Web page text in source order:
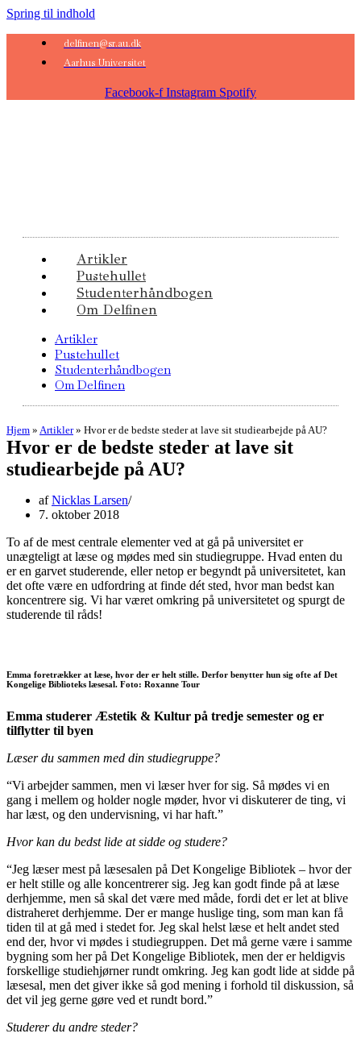
Spring til indhold
delfinen@sr.au.dk
Aarhus Universitet
Facebook-f Instagram Spotify
Artikler
Pustehullet
Studenterhåndbogen
Om Delfinen
Artikler
Pustehullet
Studenterhåndbogen
Om Delfinen
Hjem » Artikler» Hvor er de bedste steder at lave sit studiearbejde på AU?
Hvor er de bedste steder at lave sit
studiearbejde på AU?
afNicklas Larsen
7. oktober 2018
To af de mest centrale elementer ved at gå på universitet er
unægteligt at læse og mødes med sin studiegruppe. Hvad enten du
er en garvet studerende, eller netop er begyndt på universitetet, kan
det ofte være en udfordring at finde dét sted, hvor man bedst kan
koncentrere sig. Vi har været omkring på universitetet og spurgt de
studerende til råds!
Emma foretrækker at læse, hvor der er helt stille. Derfor benytter hun sig ofte af Det
Kongelige Biblioteks læsesal. Foto: Roxanne Tour
Emma studerer Æstetik & Kultur på tredje semester og er
tilflytter til byen
Læser du sammen med din studiegruppe?
“Vi arbejder sammen, men vi læser hver for sig. Så mødes vi en
gang i mellem og holder nogle møder, hvor vi diskuterer de ting, vi
har læst, og den undervisning, vi har haft.”
Hvor kan du bedst lide at sidde og studere?
“Jeg læser mest på læsesalen på Det Kongelige Bibliotek – hvor der
er helt stille og alle koncentrerer sig. Jeg kan godt finde på at læse
derhjemme, men så skal det være med måde, fordi det er let at blive
distraheret derhjemme. Der er mange huslige ting, som man kan få
tiden til at gå med i stedet for. Jeg skal helst læse et helt andet sted
end der, hvor vi mødes i studiegruppen. Det må gerne være i samme
bygning som her på Det Kongelige Bibliotek, men der er heldigvis
forskellige studiehjørner rundt omkring. Jeg kan godt lide at sidde på
læsesal, men det giver ikke så god mening i forhold til diskussion, så
det vil jeg gerne gøre ved et rundt bord.”
Studerer du andre steder?